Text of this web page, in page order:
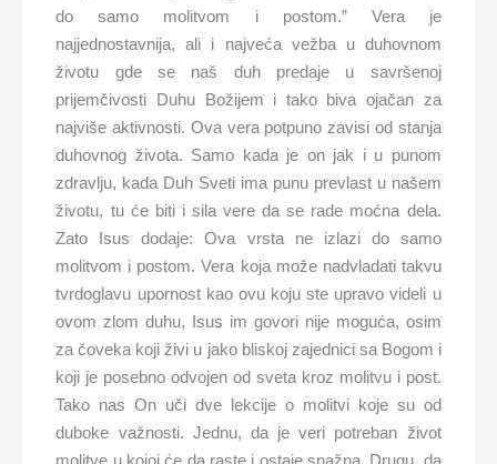
do samo molitvom i postom.” Vera je
najjednostavnija, ali i najveća vežba u duhovnom
životu gde se naš duh predaje u savršenoj
prijemčivosti Duhu Božijem i tako biva ojačan za
najviše aktivnosti. Ova vera potpuno zavisi od stanja
duhovnog života. Samo kada je on jak i u punom
zdravlju, kada Duh Sveti ima punu prevlast u našem
životu, tu će biti i sila vere da se rade moćna dela.
Zato Isus dodaje: Ova vrsta ne izlazi do samo
molitvom i postom. Vera koja može nadvladati takvu
tvrdoglavu upornost kao ovu koju ste upravo videli u
ovom zlom duhu, Isus im govori nije moguća, osim
za čoveka koji živi u jako bliskoj zajednici sa Bogom i
koji je posebno odvojen od sveta kroz molitvu i post.
Tako nas On uči dve lekcije o molitvi koje su od
duboke važnosti. Jednu, da je veri potreban život